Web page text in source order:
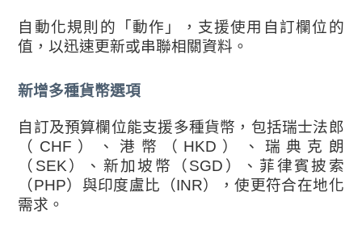
自動化規則的「動作」，支援使用自訂欄位的
值，以迅速更新或串聯相關資料。
新增多種貨幣選項
自訂及預算欄位能支援多種貨幣，包括瑞士法郎
（CHF）、港幣（HKD）、瑞典克朗
（SEK）、新加坡幣（SGD）、菲律賓披索
（PHP）與印度盧比（INR），使更符合在地化
需求。